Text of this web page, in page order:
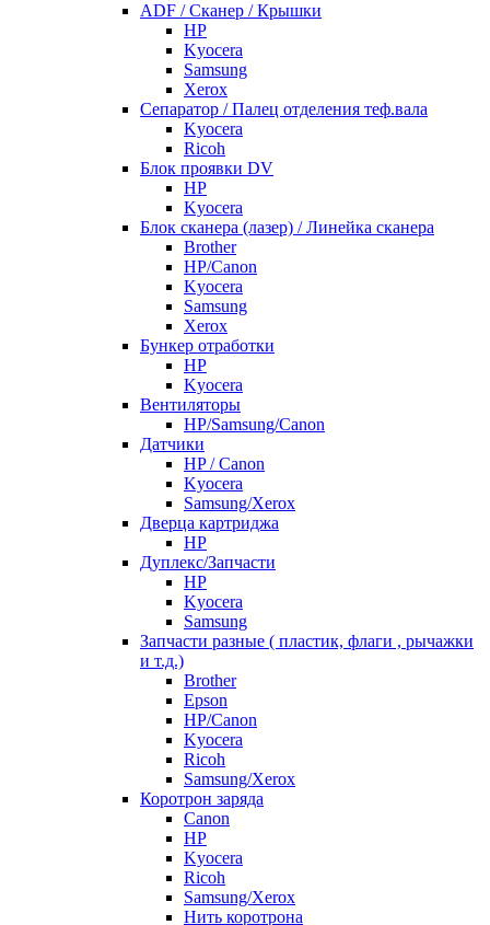
ADF / Сканер / Крышки
HP
Kyocera
Samsung
Xerox
Cепаратор / Палец отделения теф.вала
Kyocera
Ricoh
Блок проявки DV
HP
Kyocera
Блок сканера (лазер) / Линейка сканера
Brother
HP/Canon
Kyocera
Samsung
Xerox
Бункер отработки
HP
Kyocera
Вентиляторы
HP/Samsung/Canon
Датчики
HP / Canon
Kyocera
Samsung/Xerox
Дверца картриджа
HP
Дуплекс/Запчасти
HP
Kyocera
Samsung
Запчасти разные ( пластик, флаги , рычажки
и т.д.)
Brother
Epson
HP/Canon
Kyocera
Ricoh
Samsung/Xerox
Коротрон заряда
Canon
HP
Kyocera
Ricoh
Samsung/Xerox
Нить коротрона